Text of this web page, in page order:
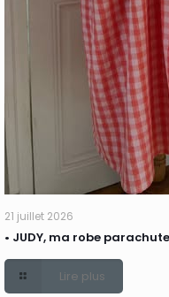
21 juillet 2026
• JUDY, ma robe parachute
Lire plus